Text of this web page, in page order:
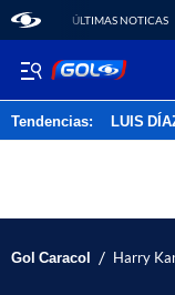
ÚLTIMAS NOTICAS
Tendencias: LUIS
Gol Caracol / Harry